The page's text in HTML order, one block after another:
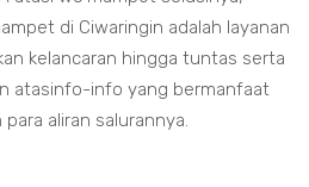
di Ciwaringin adalah layanan
kelancaran hingga tuntas serta
atasinfo-info yang bermanfaat
aliran salurannya.